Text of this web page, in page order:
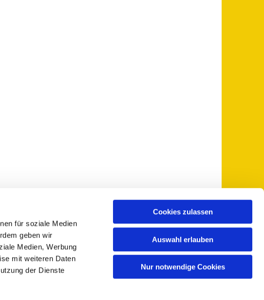
für soziale Medien
geben wir
Medien, Werbung
mit weiteren Daten
der Dienste
Cookies zulassen
Auswahl erlauben
Nur notwendige Cookies
+49 3834 5735-0
pfarramt@sankt-otto.de